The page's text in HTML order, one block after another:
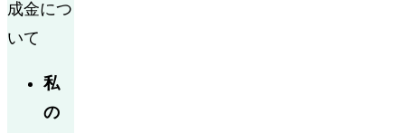
成金につ
いて
私
の